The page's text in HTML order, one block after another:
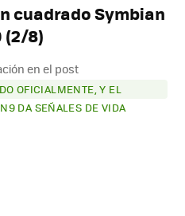
cuadrado Symbian
(2/8)
en el post
OFICIALMENTE, Y EL
DA SEÑALES DE VIDA